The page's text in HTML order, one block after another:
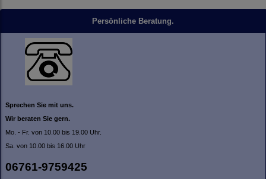
Persönliche Beratung.
Sprechen Sie mit uns.
Wir beraten Sie gern.
Mo. - Fr. von 10.00 bis 19.00 Uhr.
Sa. von 10.00 bis 16.00 Uhr
06761-9759425